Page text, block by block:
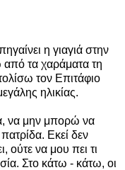
η γιαγιά στην
από τα χαράματα τη
τον Επιτάφιο
ηλικίας.
να μην μπορώ να
Εκεί δεν
ούτε να μου πει τι
Στο κάτω - κάτω, οι